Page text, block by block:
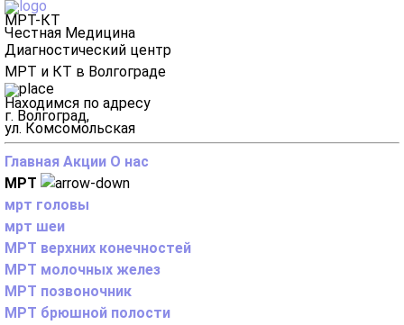
МРТ-КТ
Честная Медицина
Диагностический центр
МРТ и КТ в Волгограде
Находимся по адресу
г. Волгоград,
ул. Комсомольская
Главная Акции О нас
МРТ
мрт головы
мрт шеи
МРТ верхних конечностей
МРТ молочных желез
МРТ позвоночник
МРТ брюшной полости